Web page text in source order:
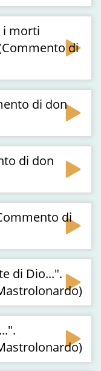
i morti
di
di don
di don
di
di Dio...".